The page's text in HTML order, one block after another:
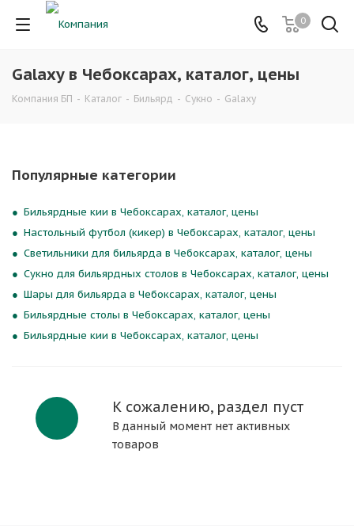
0
Galaxy в Чебоксарах, каталог, цены
Компания БП - Каталог - Бильярд - Сукно - Galaxy
Популярные категории
Бильярдные кии в Чебоксарах, каталог, цены
Настольный футбол (кикер) в Чебоксарах, каталог, цены
Светильники для бильярда в Чебоксарах, каталог, цены
Сукно для бильярдных столов в Чебоксарах, каталог, цены
Шары для бильярда в Чебоксарах, каталог, цены
Бильярдные столы в Чебоксарах, каталог, цены
Бильярдные кии в Чебоксарах, каталог, цены
К сожалению, раздел пуст
В данный момент нет активных
товаров